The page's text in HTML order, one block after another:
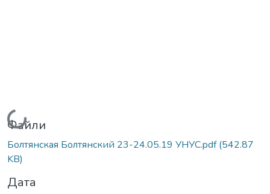
Вантажиться...
Файли
Болтянская Болтянский 23-24.05.19 УНУС.pdf(542.87
KB)
Дата